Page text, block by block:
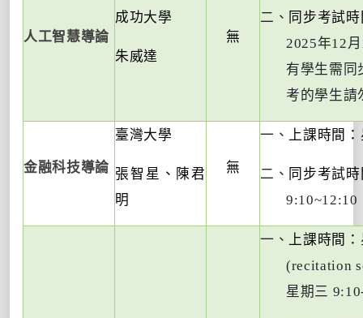
人工智慧導論
成功大學
朱威達
無
二、 同步考試
2025年12 月
有學生需同
考的學生請
金融科技導論
臺灣大學
張智星、陳君
明
無
一、 上課時間
二、 同步考試
9:10~12:10
一、 上課時間：
(recitation
星期三